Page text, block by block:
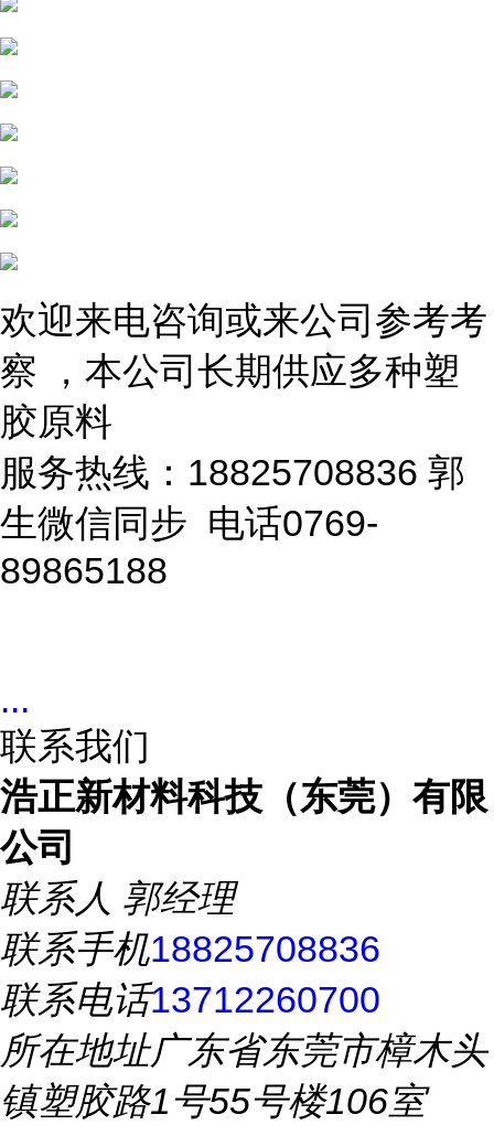
欢迎来电咨询或来公司参考考
察 ，本公司长期供应多种塑
胶原料
服务热线：18825708836 郭
生微信同步 电话0769-
89865188
...
联系我们
浩正新材料科技（东莞）有限
公司
联系人 郭经理
联系手机18825708836
联系电话13712260700
所在地址广东省东莞市樟木头
镇塑胶路1号55号楼106室